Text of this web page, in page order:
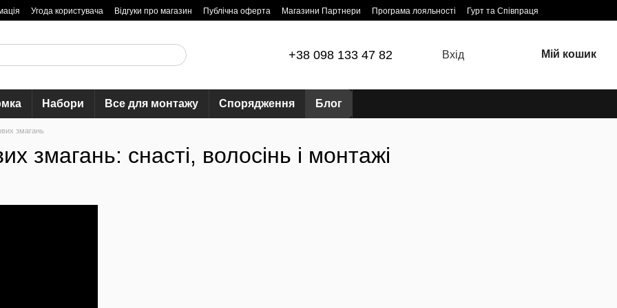
Угода користувача Відгуки про магазин Публічна оферта Магазини Партнери Програма лояльності Гурт та Співпраця
+38 098 133 47 82 Вхід Мій кошик
Набори Все для монтажу Спорядження Блог
змагань
змагань: снасті, волосінь і монтажі